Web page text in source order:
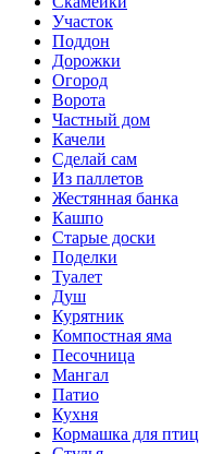
Участок
Поддон
Дорожки
Огород
Ворота
Частный дом
Качели
Сделай сам
Из паллетов
Жестянная банка
Кашпо
Старые доски
Поделки
Туалет
Душ
Курятник
Компостная яма
Песочница
Мангал
Патио
Кухня
Кормашка для птиц